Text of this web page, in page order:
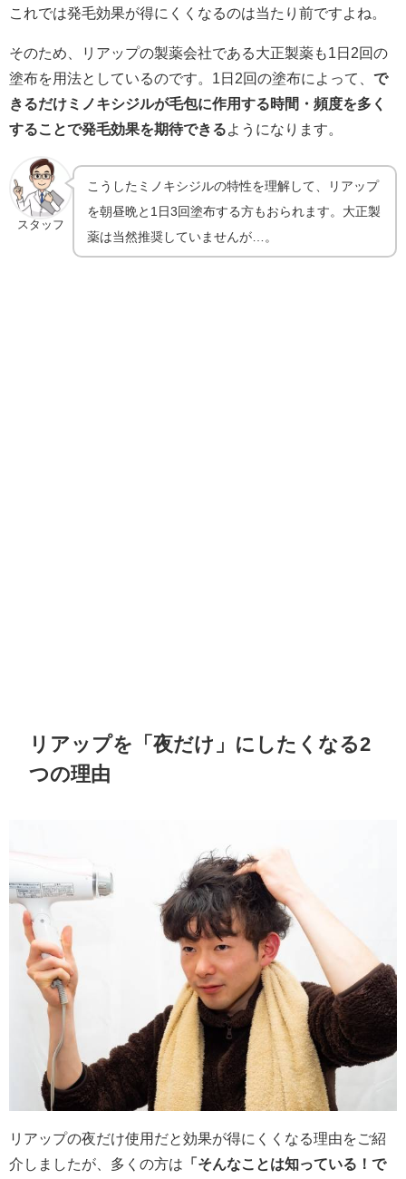
これでは発毛効果が得にくくなるのは当たり前ですよね。
そのため、リアップの製薬会社である大正製薬も1日2回の
塗布を用法としているのです。1日2回の塗布によって、 で
きるだけミノキシジルが毛包に作用する時間・頻度を多く
することで発毛効果を期待できる ようになります。
スタッフ
こうしたミノキシジルの特性を理解して、リアップ
を朝昼晩と1日3回塗布する方もおられます。大正製
薬は当然推奨していませんが…。
リアップを「夜だけ」にしたくなる2
つの理由
リアップの夜だけ使用だと効果が得にくくなる理由をご紹
介しましたが、多くの方は 「そんなことは知っている！で